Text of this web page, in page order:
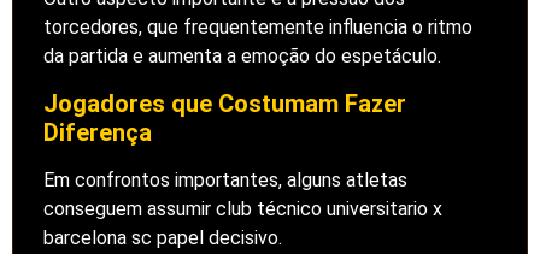
torcedores, que frequentemente influencia o ritmo
da partida e aumenta a emoção do espetáculo.
Jogadores que Costumam Fazer
Diferença
Em confrontos importantes, alguns atletas
conseguem assumir club técnico universitario x
barcelona sc papel decisivo.